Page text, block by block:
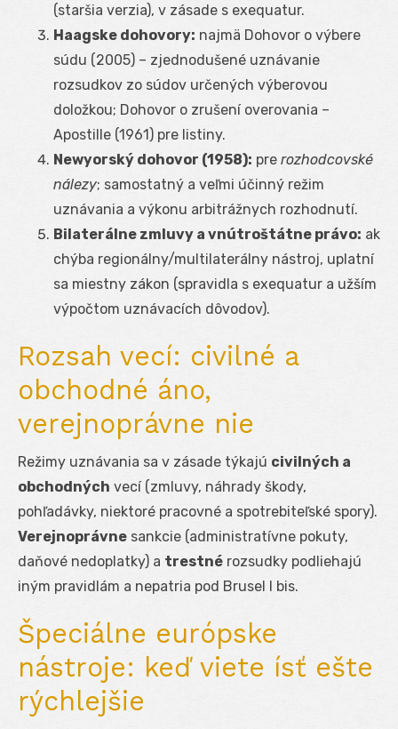
(staršia verzia), v zásade s exequatur.
Haagske dohovory: najmä Dohovor o výbere
súdu (2005) – zjednodušené uznávanie
rozsudkov zo súdov určených výberovou
doložkou; Dohovor o zrušení overovania –
Apostille (1961) pre listiny.
Newyorský dohovor (1958): pre rozhodcovské
nálezy; samostatný a veľmi účinný režim
uznávania a výkonu arbitrážnych rozhodnutí.
Bilaterálne zmluvy a vnútroštátne právo: ak
chýba regionálny/multilaterálny nástroj, uplatní
sa miestny zákon (spravidla s exequatur a užším
výpočtom uznávacích dôvodov).
Rozsah vecí: civilné a
obchodné áno,
verejnoprávne nie
Režimy uznávania sa v zásade týkajú civilných a
obchodných vecí (zmluvy, náhrady škody,
pohľadávky, niektoré pracovné a spotrebiteľské spory).
Verejnoprávne sankcie (administratívne pokuty,
daňové nedoplatky) a trestné rozsudky podliehajú
iným pravidlám a nepatria pod Brusel I bis.
Špeciálne európske
nástroje: keď viete ísť ešte
rýchlejšie